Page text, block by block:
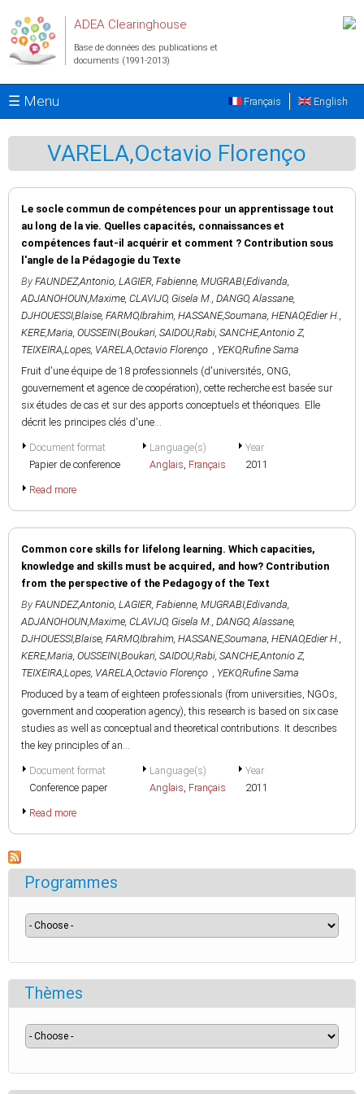
ADEA Clearinghouse
Base de données des publications et
documents (1991-2013)
☰ Menu English
Français
VARELA,Octavio Florenço
Le socle commun de compétences pour un apprentissage tout
au long de la vie. Quelles capacités, connaissances et
compétences faut-il acquérir et comment ? Contribution sous
l'angle de la Pédagogie du Texte
By FAUNDEZ,Antonio, LAGIER, Fabienne, MUGRABI,Edivanda,
ADJANOHOUN,Maxime, CLAVIJO, Gisela M., DANGO, Alassane,
DJHOUESSI,Blaise, FARMO,Ibrahim, HASSANE,Soumana, HENAO,Edier H.,
KERE,Maria, OUSSEINI,Boukari, SAIDOU,Rabi, SANCHE,Antonio Z,
TEIXEIRA,Lopes, VARELA,Octavio Florenço , YEKO,Rufine Sama
Fruit d'une équipe de 18 professionnels (d'universités, ONG,
gouvernement et agence de coopération), cette recherche est basée sur
six études de cas et sur des apports conceptuels et théoriques. Elle
décrit les principes clés d'une...
Document format
Papier de conference
Language(s)
Anglais, Français
Year
2011
Read more
Common core skills for lifelong learning. Which capacities,
knowledge and skills must be acquired, and how? Contribution
from the perspective of the Pedagogy of the Text
By FAUNDEZ,Antonio, LAGIER, Fabienne, MUGRABI,Edivanda,
ADJANOHOUN,Maxime, CLAVIJO, Gisela M., DANGO, Alassane,
DJHOUESSI,Blaise, FARMO,Ibrahim, HASSANE,Soumana, HENAO,Edier H.,
KERE,Maria, OUSSEINI,Boukari, SAIDOU,Rabi, SANCHE,Antonio Z,
TEIXEIRA,Lopes, VARELA,Octavio Florenço , YEKO,Rufine Sama
Produced by a team of eighteen professionals (from universities, NGOs,
government and cooperation agency), this research is based on six case
studies as well as conceptual and theoretical contributions. It describes
the key principles of an...
Document format
Conference paper
Language(s)
Anglais, Français
Year
2011
Read more
Programmes
Thèmes